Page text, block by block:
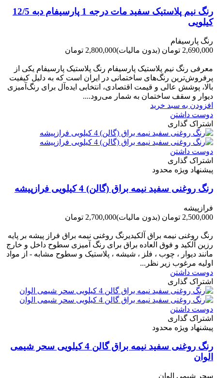
رنگ نیم پلاستیک سفید مات درجه 1 پارسیفام دبه 12/5
کیلویی
رنگ پارسیفام
2,690,000 تومان
(بدون مالیات)2,800,000 تومان
معرفی رنگ نیم پلاستیک پارسیفام رنگ پلاستیک پارسیفام یکی از
پرفروش‌ترین رنگ‌های ساختمانی در ایران است که به دلیل کیفیت
بالا، پوشش عالی و قیمت اقتصادی، انتخابی ایده‌آل برای رنگ‌آمیزی
دیوار و سقف ساختمان به شمار می‌رود....
افزودن به سبد خرید
دوست داشتن
اشتراک گذاری
دوست داشتن
اشتراک گذاری
پیشنهاد ویژه محدود
رنگ روغنی سفید نیمه براق (گالن) 4 کیلویی فرازپیشه
فرازپیشه
2,500,000 تومان
(بدون مالیات)2,700,000 تومان
رنگ روغنی نیمه براق آلکیدیرنگ روغنی نیمه براق فراز پیشه بر پایه
رزین آلکید و فوق العاده براق برای رنگ آمیزی سطوح داخل و خارج
مانند دیوار ، چوب ، فلز ، شیشه ، پلاستیک و سطوح مشابه - از مواد
اولیه مرغوب زیر نظر...
دوست داشتن
اشتراک گذاری
دوست داشتن
اشتراک گذاری
پیشنهاد ویژه محدود
رنگ روغنی سفید نیمه براق گالن 4 کیلویی سحر شیمی
الوان
سحر شیمی الوان